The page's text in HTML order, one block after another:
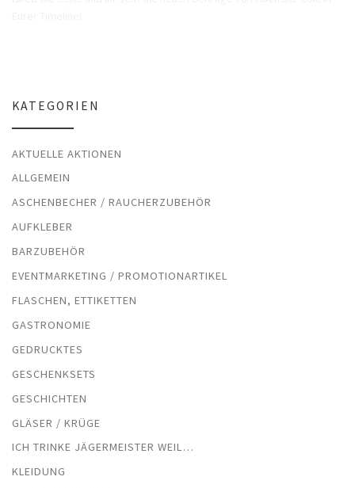
KATEGORIEN
AKTUELLE AKTIONEN
ALLGEMEIN
ASCHENBECHER / RAUCHERZUBEHÖR
AUFKLEBER
BARZUBEHÖR
EVENTMARKETING / PROMOTIONARTIKEL
FLASCHEN, ETTIKETTEN
GASTRONOMIE
GEDRUCKTES
GESCHENKSETS
GESCHICHTEN
GLÄSER / KRÜGE
ICH TRINKE JÄGERMEISTER WEIL…
KLEIDUNG